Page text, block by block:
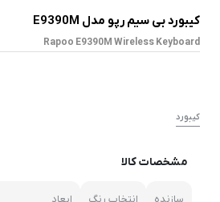
کیبورد بی سیم رپو مدل E9390M
Rapoo E9390M Wireless Keyboard
کیبورد
مشخصات کالا
سازنده
انتخاب رنگ
ابعاد